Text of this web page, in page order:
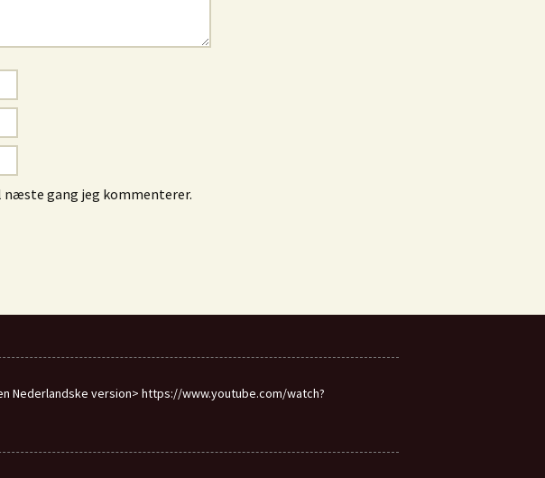
næste gang jeg kommenterer.
Nederlandske version> https://www.youtube.com/watch?